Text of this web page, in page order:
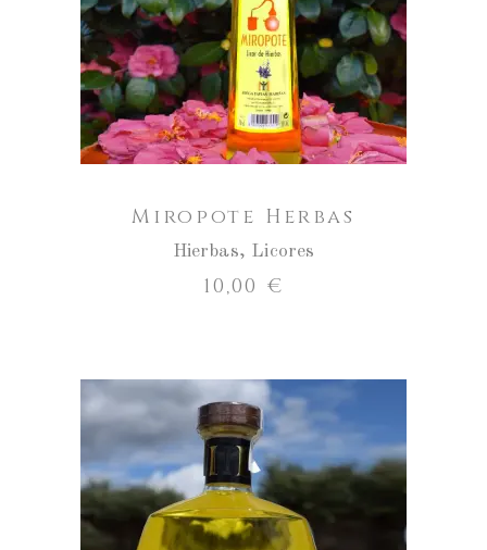
cantidad
AÑADIR AL CARRITO
Miropote Herbas
Hierbas, Licores
10,00 €
Tapias
Mariñán